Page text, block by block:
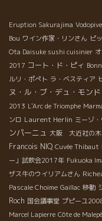
Eruption Sakurajima
Bou ワイン作家・リンさん ピ
Ota Daisuke sushi cuisinier
2017 コート・ド・ピィ
ルリ・ポぺト ラ・ベスティア
ヌ・ル・ブ・デュ・モンド
2013 L'Arc de Triomphe
ンロ Laurent Herlin ミーゾ
ンパーニュ 大阪 大近社の木
Francois NIQ Cuvée Thibaut
ー」試飲会2017年 Fukuoka
ザス牛のウイリアムさん
Pascale Choime Gaillac 移動
Roch 国会議事堂 プピーユ
Marcel Lapierre Côte de